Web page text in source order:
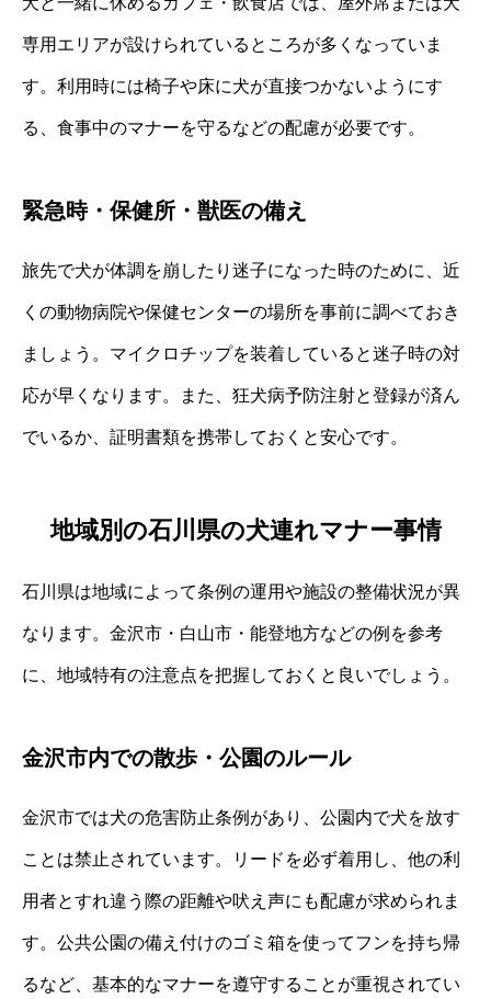
専用エリアが設けられているところが多くなっていま
す。利用時には椅子や床に犬が直接つかないようにす
る、食事中のマナーを守るなどの配慮が必要です。
緊急時・保健所・獣医の備え
旅先で犬が体調を崩したり迷子になった時のために、近
くの動物病院や保健センターの場所を事前に調べておき
ましょう。マイクロチップを装着していると迷子時の対
応が早くなります。また、狂犬病予防注射と登録が済ん
でいるか、証明書類を携帯しておくと安心です。
地域別の石川県の犬連れマナー事情
石川県は地域によって条例の運用や施設の整備状況が異
なります。金沢市・白山市・能登地方などの例を参考
に、地域特有の注意点を把握しておくと良いでしょう。
金沢市内での散歩・公園のルール
金沢市では犬の危害防止条例があり、公園内で犬を放す
ことは禁止されています。リードを必ず着用し、他の利
用者とすれ違う際の距離や吠え声にも配慮が求められま
す。公共公園の備え付けのゴミ箱を使ってフンを持ち帰
るなど、基本的なマナーを遵守することが重視されてい